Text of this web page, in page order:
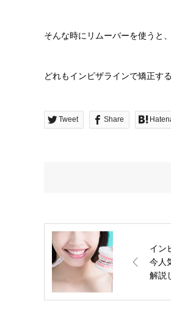
そんな時にリムーバーを使うと
どれもインビザラインで矯正す
Tweet Share
イン
今人
解説